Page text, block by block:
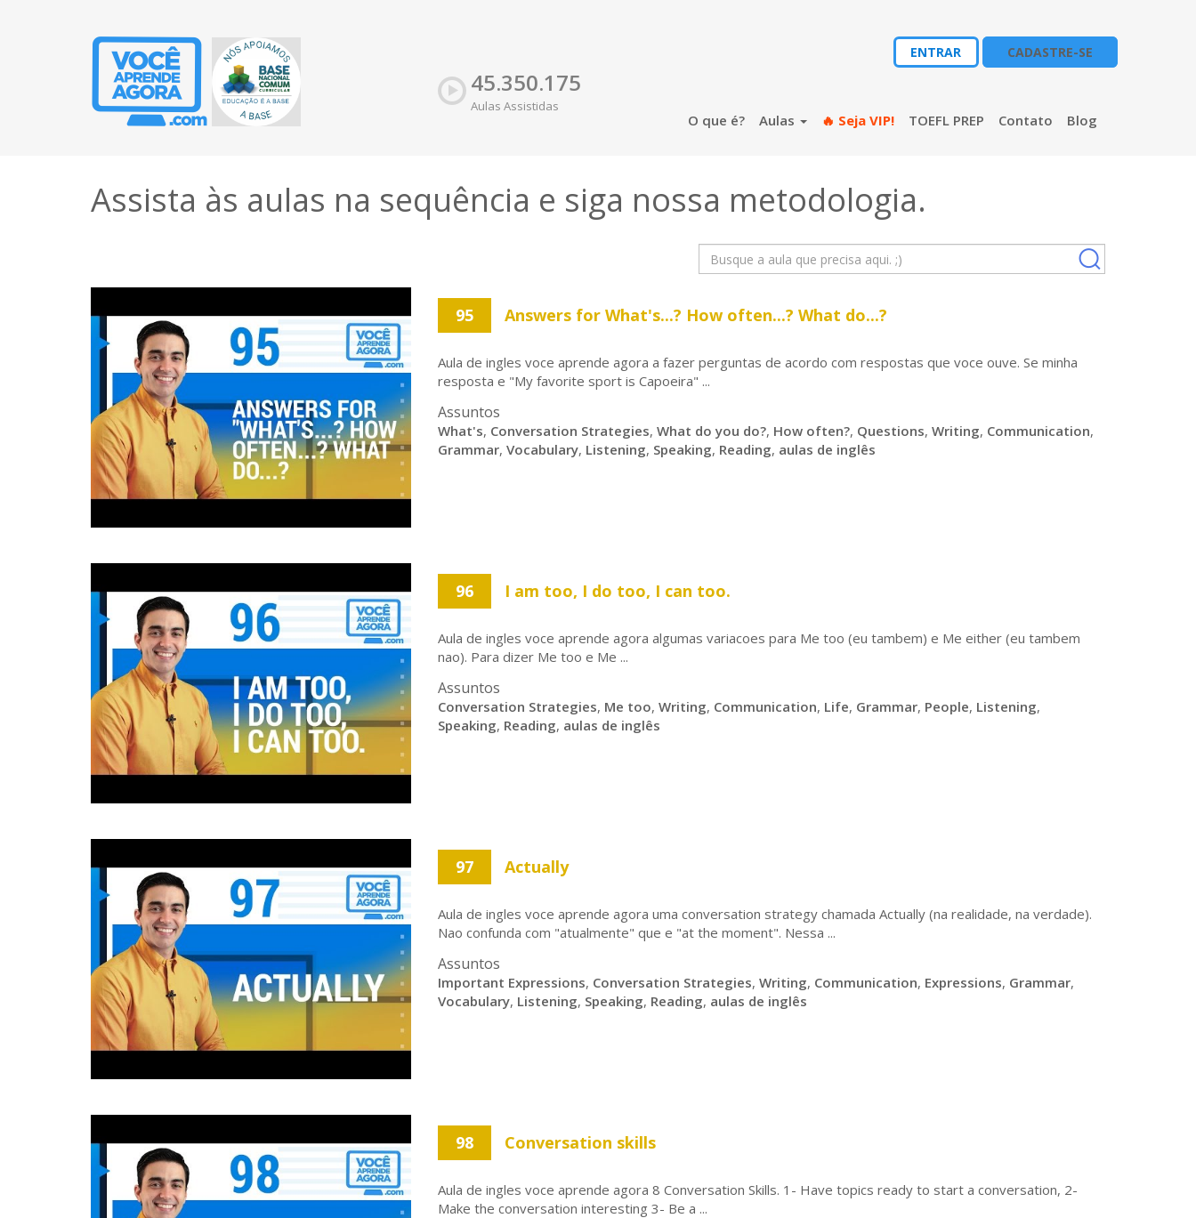
ENTRAR CADASTRE-SE
45.350.175
Aulas Assistidas
O que é? Aulas 🔥 Seja VIP! TOEFL PREP Contato Blog
Assista às aulas na sequência e siga nossa metodologia.
95 Answers for What's...? How often...? What do...?
Aula de ingles voce aprende agora a fazer perguntas de acordo com respostas que voce ouve. Se minha
resposta e "My favorite sport is Capoeira" ...
Assuntos
What's, Conversation Strategies, What do you do?, How often?, Questions, Writing, Communication,
Grammar, Vocabulary, Listening, Speaking, Reading, aulas de inglês
96 I am too, I do too, I can too.
Aula de ingles voce aprende agora algumas variacoes para Me too (eu tambem) e Me either (eu tambem
nao). Para dizer Me too e Me ...
Assuntos
Conversation Strategies, Me too, Writing, Communication, Life, Grammar, People, Listening,
Speaking, Reading, aulas de inglês
97 Actually
Aula de ingles voce aprende agora uma conversation strategy chamada Actually (na realidade, na verdade).
Nao confunda com "atualmente" que e "at the moment". Nessa ...
Assuntos
Important Expressions, Conversation Strategies, Writing, Communication, Expressions, Grammar,
Vocabulary, Listening, Speaking, Reading, aulas de inglês
98 Conversation skills
Aula de ingles voce aprende agora 8 Conversation Skills. 1- Have topics ready to start a conversation, 2-
Make the conversation interesting 3- Be a ...